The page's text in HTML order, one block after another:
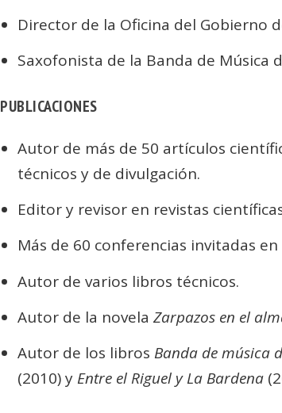
Director de la Oficina del Gobierno
Saxofonista de la Banda de Música
PUBLICACIONES
Autor de más de 50 artículos
técnicos y de divulgación.
Editor y revisor en revistas
Más de 60 conferencias invitadas en
Autor de varios libros técnicos.
Autor de la novela Zarpazos en el
Autor de los libros Banda de música
(2010) y Entre el Riguel y La Bardena